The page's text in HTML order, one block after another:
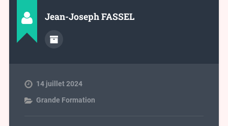
Jean-Joseph FASSEL
14 juillet 2024
Grande Formation